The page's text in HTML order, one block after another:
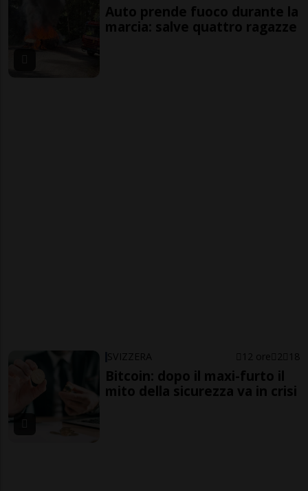
Auto prende fuoco durante la
marcia: salve quattro ragazze
SVIZZERA 12 ore 2 18
Bitcoin: dopo il maxi-furto il
mito della sicurezza va in crisi